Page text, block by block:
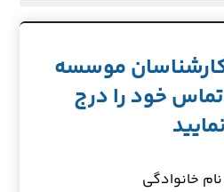
موسسه
خود را درج
نمایید
خانوادگی